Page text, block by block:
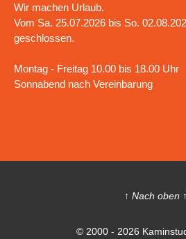
Wir machen Urlaub.
Vom Sa. 25.07.2026 bis So.
geschlossen.
Montag - Freitag 10.00 bis 18.00 Uhr
Sonnabend nach Vereinbarung
↑ Nach oben ↑
© 2000 - 2026